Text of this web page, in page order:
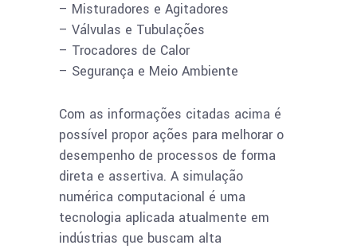
– Misturadores e Agitadores
– Válvulas e Tubulações
– Trocadores de Calor
– Segurança e Meio Ambiente
Com as informações citadas acima é
possível propor ações para melhorar o
desempenho de processos de forma
direta e assertiva. A simulação
numérica computacional é uma
tecnologia aplicada atualmente em
indústrias que buscam alta